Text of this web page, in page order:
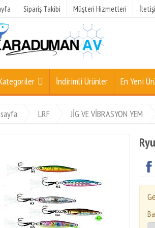
Sipariş Takibi Müşteri Hizmetleri
İndirimli Ürünler En Yeni
LRF JİG VE VİBRASYON YEM